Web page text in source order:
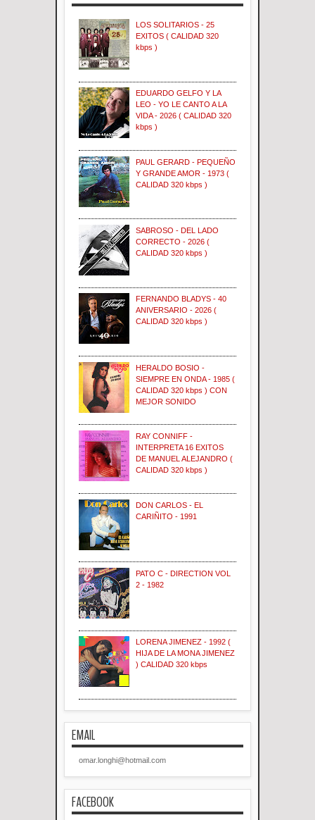
LOS SOLITARIOS - 25
EXITOS ( CALIDAD 320
kbps )
EDUARDO GELFO Y LA
LEO - YO LE CANTO A LA
VIDA - 2026 ( CALIDAD 320
kbps )
PAUL GERARD - PEQUEÑO
Y GRANDE AMOR - 1973 (
CALIDAD 320 kbps )
SABROSO - DEL LADO
CORRECTO - 2026 (
CALIDAD 320 kbps )
FERNANDO BLADYS - 40
ANIVERSARIO - 2026 (
CALIDAD 320 kbps )
HERALDO BOSIO -
SIEMPRE EN ONDA - 1985 (
CALIDAD 320 kbps ) CON
MEJOR SONIDO
RAY CONNIFF -
INTERPRETA 16 EXITOS
DE MANUEL ALEJANDRO (
CALIDAD 320 kbps )
DON CARLOS - EL
CARIÑITO - 1991
PATO C - DIRECTION VOL
2 - 1982
LORENA JIMENEZ - 1992 (
HIJA DE LA MONA JIMENEZ
) CALIDAD 320 kbps
EMAIL
omar.longhi@hotmail.com
FACEBOOK